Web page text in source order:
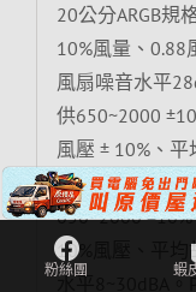
20公分ARGB規
10%風量、0.88
風扇噪音水平
供650~2000
風壓 ± 10%、
音水平8~30dBA
650~2000
10%風壓、平
水平8~30dBA。